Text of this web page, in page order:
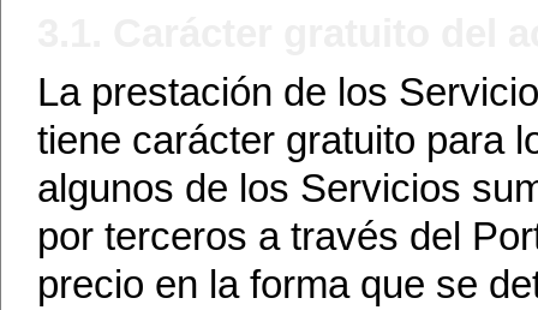
La prestación de los
tiene carácter gratuito para
algunos de los Servicios
por terceros a través del
precio en la forma que se